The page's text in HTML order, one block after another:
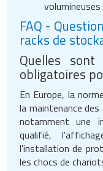
FAQ -
racks de
Quelles
obligatoires
En Europe, la norme
la maintenance
notamment une
qualifié,
l'installation de
les chocs de